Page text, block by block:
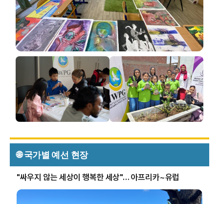
🌐 국가별 예선 현장
"싸우지 않는 세상이 행복한 세상"… 아프리카~유럽